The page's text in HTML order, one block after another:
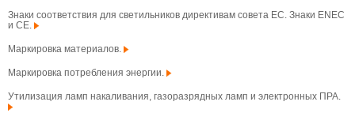
Знаки соответствия для светильников директивам совета ЕС. Знаки ENEC
и CE.
Маркировка материалов.
Маркировка потребления энергии.
Утилизация ламп накаливания, газоразрядных ламп и электронных ПРА.